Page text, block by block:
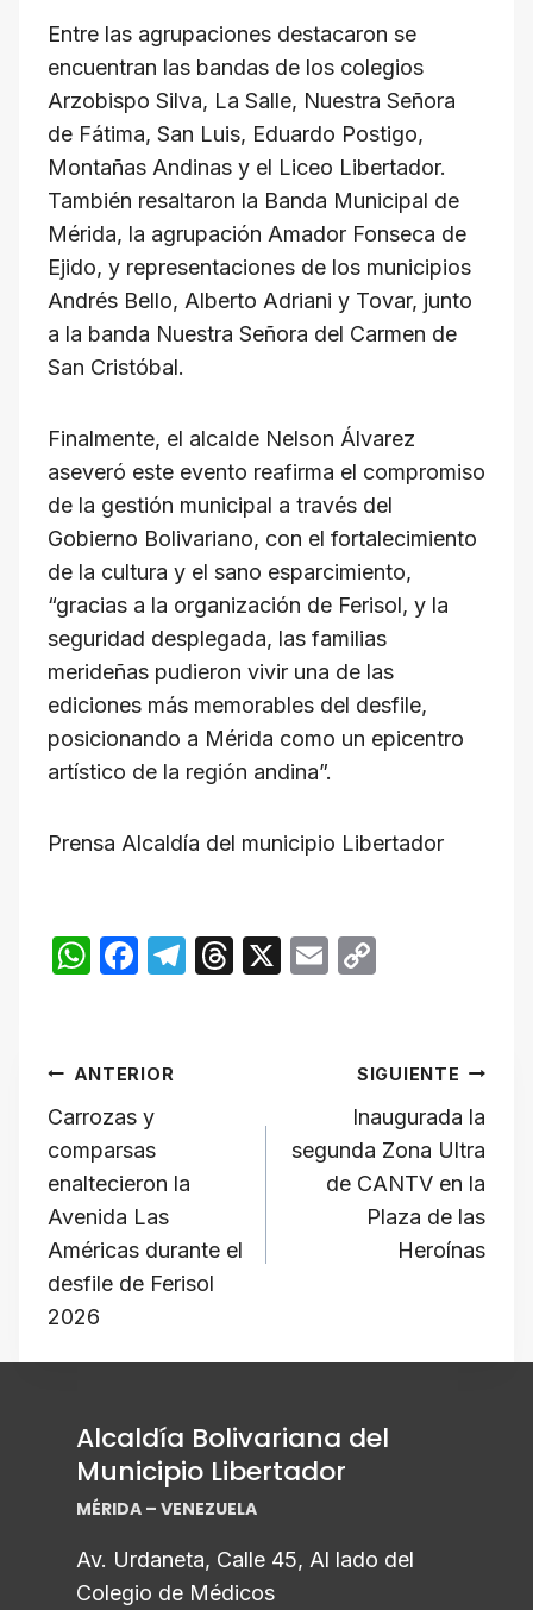
Entre las agrupaciones destacaron se
encuentran las bandas de los colegios
Arzobispo Silva, La Salle, Nuestra Señora
de Fátima, San Luis, Eduardo Postigo,
Montañas Andinas y el Liceo Libertador.
También resaltaron la Banda Municipal de
Mérida, la agrupación Amador Fonseca de
Ejido, y representaciones de los municipios
Andrés Bello, Alberto Adriani y Tovar, junto
a la banda Nuestra Señora del Carmen de
San Cristóbal.
Finalmente, el alcalde Nelson Álvarez
aseveró este evento reafirma el compromiso
de la gestión municipal a través del
Gobierno Bolivariano, con el fortalecimiento
de la cultura y el sano esparcimiento,
“gracias a la organización de Ferisol, y la
seguridad desplegada, las familias
merideñas pudieron vivir una de las
ediciones más memorables del desfile,
posicionando a Mérida como un epicentro
artístico de la región andina”.
Prensa Alcaldía del municipio Libertador
W
s
A
p
p
F
e
b
o
o
k
T
T
X
E
y
Li
n
k
Navegación
de
entradas
ANTERIOR
Carrozas y
comparsas
enaltecieron la
Avenida Las
Américas durante el
desfile de Ferisol
2026
SIGUIENTE
Inaugurada la
segunda Zona Ultra
de CANTV en la
Plaza de las
Heroínas
Alcaldía Bolivariana del
Municipio Libertador
MÉRIDA – VENEZUELA
Av. Urdaneta, Calle 45, Al lado del
Colegio de Médicos